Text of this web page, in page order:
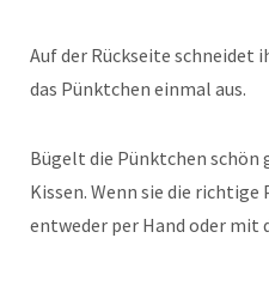
Auf der Rückseite schneidet
das Pünktchen einmal aus.
Bügelt die Pünktchen
Kissen. Wenn sie die
entweder per Hand oder mit